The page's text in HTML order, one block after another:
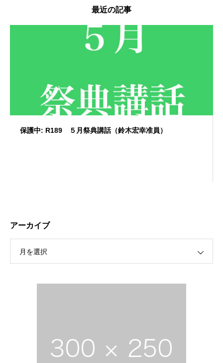
最近の記事
保護中: R189 ５月祭典講話（鈴木宏幸准員）
アーカイブ
月を選択